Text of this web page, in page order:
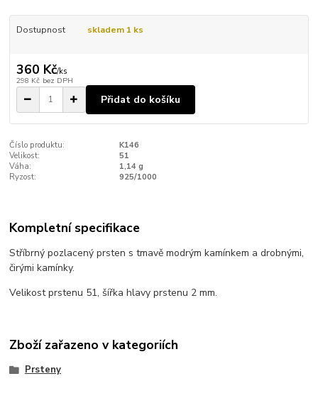
Dostupnost skladem 1 ks
360 Kč/ks
298 Kč bez DPH
Přidat do košíku
Číslo produktu:
K146
Velikost:
51
Váha:
1,14 g
Ryzost:
925/1000
Kompletní specifikace
Stříbrný pozlacený prsten s tmavě modrým kamínkem a drobnými,
čirými kamínky.
Velikost prstenu 51, šířka hlavy prstenu 2 mm.
Zboží zařazeno v kategoriích
Prsteny